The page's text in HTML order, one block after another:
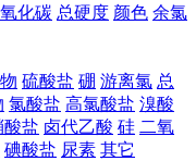
化碳 总硬度 颜色 余氯
硫酸盐 硼 游离氯 总
氯酸盐 高氯酸盐 溴酸
酸盐 卤代乙酸 硅 二氧
碘酸盐 尿素 其它